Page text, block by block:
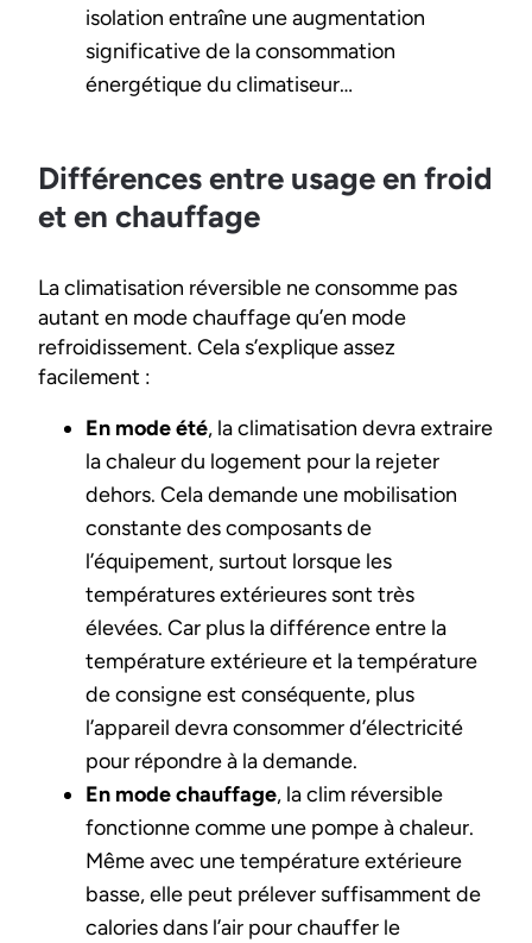
isolation entraîne une augmentation
significative de la consommation
énergétique du climatiseur…
Différences entre usage en froid
et en chauffage
La climatisation réversible ne consomme pas
autant en mode chauffage qu’en mode
refroidissement. Cela s’explique assez
facilement :
En mode été, la climatisation devra extraire
la chaleur du logement pour la rejeter
dehors. Cela demande une mobilisation
constante des composants de
l’équipement, surtout lorsque les
températures extérieures sont très
élevées. Car plus la différence entre la
température extérieure et la température
de consigne est conséquente, plus
l’appareil devra consommer d’électricité
pour répondre à la demande.
En mode chauffage, la clim réversible
fonctionne comme une pompe à chaleur.
Même avec une température extérieure
basse, elle peut prélever suffisamment de
calories dans l’air pour chauffer le